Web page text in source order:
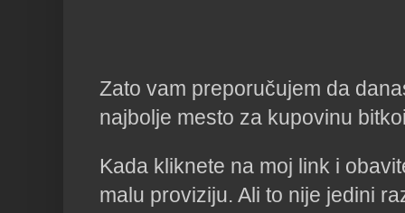
Zato vam preporučujem da
najbolje mesto za kupovinu
Kada kliknete na moj link i
malu proviziju. Ali to nije jedini